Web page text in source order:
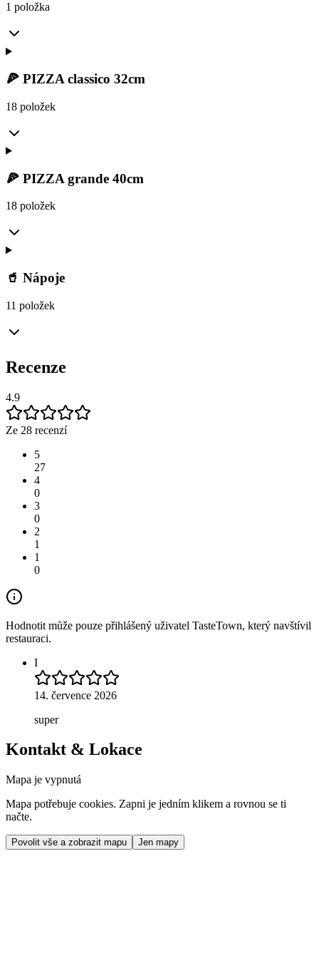
1 položka
🍕 PIZZA classico 32cm
18 položek
🍕 PIZZA grande 40cm
18 položek
🥤 Nápoje
11 položek
Recenze
4.9
Ze 28 recenzí
5
27
4
0
3
0
2
1
1
0
Hodnotit může pouze přihlášený uživatel TasteTown, který navštívil
restauraci.
I
14. července 2026
super
Kontakt & Lokace
Mapa je vypnutá
Mapa potřebuje cookies. Zapni je jedním klikem a rovnou se ti
načte.
Povolit vše a zobrazit mapu Jen mapy